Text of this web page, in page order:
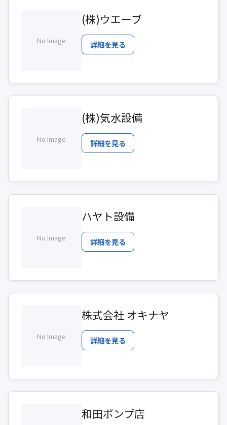
No Image
(株)ウエーブ
詳細を見る
No Image
(株)気水設備
詳細を見る
No Image
ハヤト設備
詳細を見る
No Image
株式会社 オキナヤ
詳細を見る
和田ポンプ店